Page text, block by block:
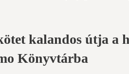
kalandos útja a
Könyvtárba